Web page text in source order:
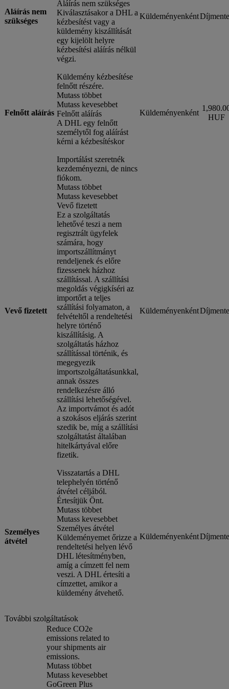
Aláírás nem
szükséges
Aláírás nem szükséges
Kiválasztásakor a DHL a
kézbesítést vagy a
küldemény kiszállítását
egy kijelölt helyre
kézbesítési aláírás nélkül
végzi.
Küldeményenként
Felnőtt aláírás
Küldemény kézbesítése
felnőtt részére.
Mutass többet
Mutass kevesebbet
Felnőtt aláírás
A DHL egy felnőtt
személytől fog aláírást
kérni a kézbesítéskor
Küldeményenként
HUF
Vevő fizetett
Importálást szeretnék
kezdeményezni, de nincs
fiókom.
Mutass többet
Mutass kevesebbet
Vevő fizetett
Ez a szolgáltatás
lehetővé teszi a nem
regisztrált ügyfelek
számára, hogy
importszállítmányt
rendeljenek és előre
fizessenek házhoz
szállítással. A szállítási
megoldás végigkíséri az
importőrt a teljes
szállítási folyamaton, a
felvételtől a rendeltetési
helyre történő
kiszállításig. A
szolgáltatás házhoz
szállítással történik, és
megegyezik
importszolgáltatásunkkal,
annak összes
rendelkezésre álló
szállítási lehetőségével.
Az importvámot és adót
a szokásos eljárás szerint
szedik be, míg a szállítási
szolgáltatást általában
hitelkártyával előre
fizetik.
Küldeményenként
Személyes
átvétel
Visszatartás a DHL
telephelyén történő
átvétel céljából.
Értesítjük Önt.
Mutass többet
Mutass kevesebbet
Személyes átvétel
Küldeményemet őrizze a
rendeltetési helyen lévő
DHL létesítményben,
amíg a címzett fel nem
veszi. A DHL értesíti a
címzettet, amikor a
küldemény átvehető.
Küldeményenként
További szolgáltatások
Reduce CO2e
emissions related to
your shipments air
emissions.
Mutass többet
Mutass kevesebbet
GoGreen Plus